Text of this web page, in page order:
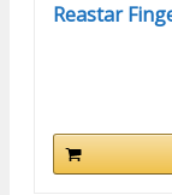
Reastar